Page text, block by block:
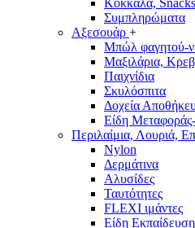
Κόκκαλα, Snacks
Συμπληρώματα
Αξεσουάρ +
Μπώλ φαγητού-
Μαξιλάρια,
Παιχνίδια
Σκυλόσπιτα
Δοχεία
Είδη
Περιλαίμια, Λουριά,
Nylon
Δερμάτινα
Αλυσίδες
Ταυτότητες
FLEXI ιμάντες
Είδη